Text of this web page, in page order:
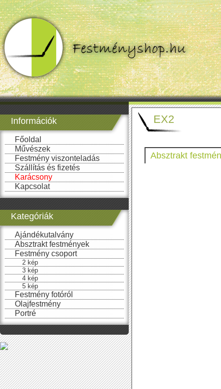
Információk
Főoldal
Művészek
Festmény viszonteladás
Szállítás és fizetés
Karácsony
Kapcsolat
Kategóriák
Ajándékutalvány
Absztrakt festmények
Festmény csoport
2 kép
3 kép
4 kép
5 kép
Festmény fotóról
Olajfestmény
Portré
EX2
Absztrakt